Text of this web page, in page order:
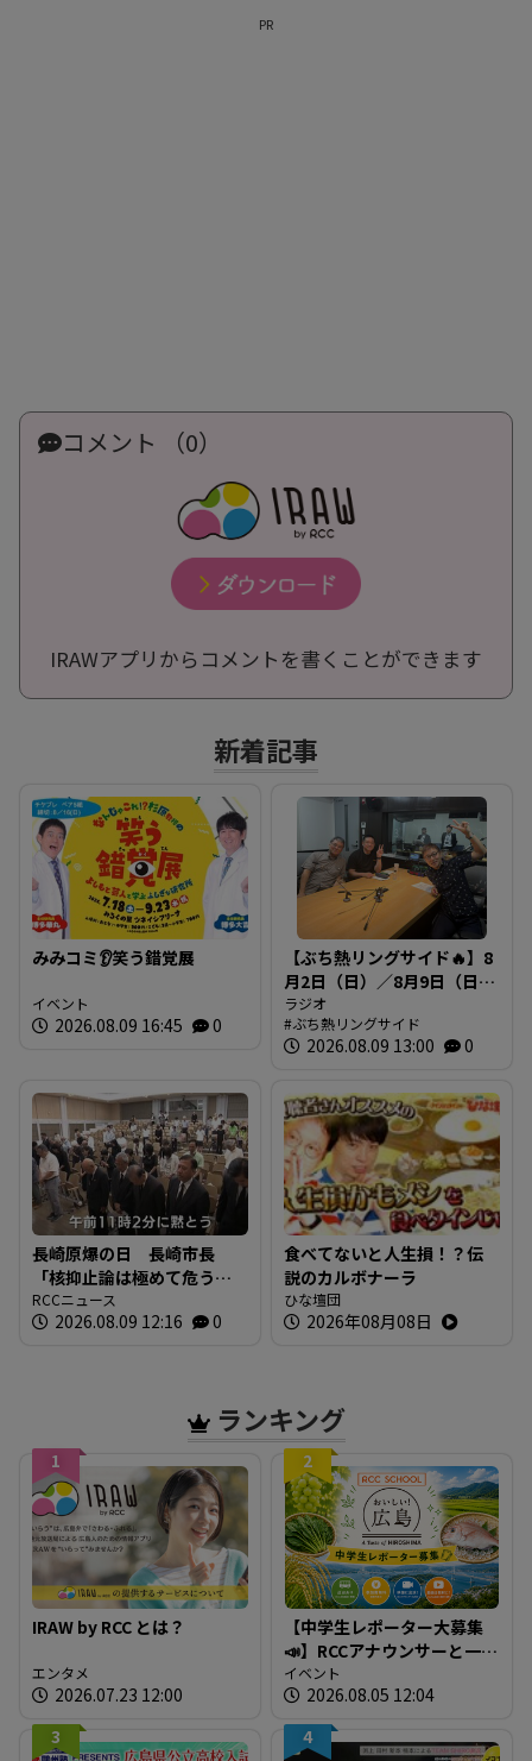
PR
コメント （0）
IRAWアプリからコメントを書くことができます
新着記事
みみコミ👂笑う錯覚展
イベント
2026.08.09 16:45 0
【ぶち熱リングサイド🔥】8
月2日（日）／8月9日（日）
放送内容
ラジオ
ぶち熱リングサイド
2026.08.09 13:00 0
長崎原爆の日 長崎市長
「核抑止論は極めて危う
い」 広島でも原爆犠牲者
を慰霊
RCCニュース
2026.08.09 12:16 0
食べてないと人生損！？伝
説のカルボナーラ
ひな壇団
2026年08月08日
ランキング
1
IRAW by RCC とは？
エンタメ
2026.07.23 12:00
2
【中学生レポーター大募集
📣】RCCアナウンサーと一緒
に「広島の食」の現場を取
材しよう！
イベント
2026.08.05 12:04
3
4